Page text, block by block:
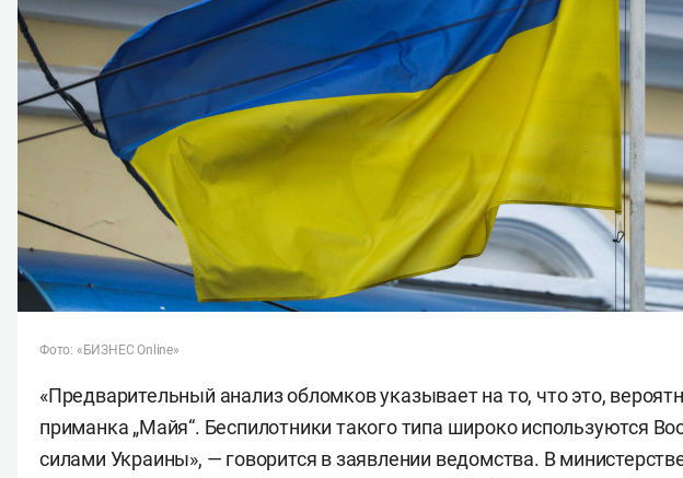
Фото: «БИЗНЕС Online»
«Предварительный анализ обломков указывает на то, что это,
приманка „Майя“. Беспилотники такого типа широко используются
силами Украины», — говорится в заявлении ведомства. В